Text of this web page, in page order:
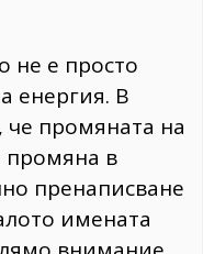
не е просто
енергия. В
че промяната на
промяна в
пренаписване
имената